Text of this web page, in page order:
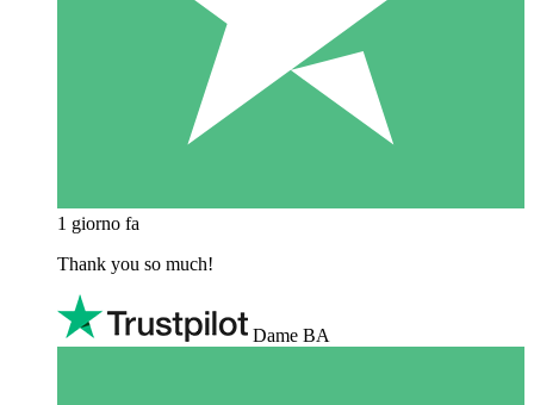
1 giorno fa
Thank you so much!
Dame BA